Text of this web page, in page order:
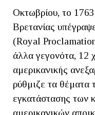
Οκτωβρίου, το
Βρετανίας
(Royal
άλλα γεγονότα, 12
αμερικανικής
ρύθμιζε τα θέματα
εγκατάστασης των
αμερικανικών